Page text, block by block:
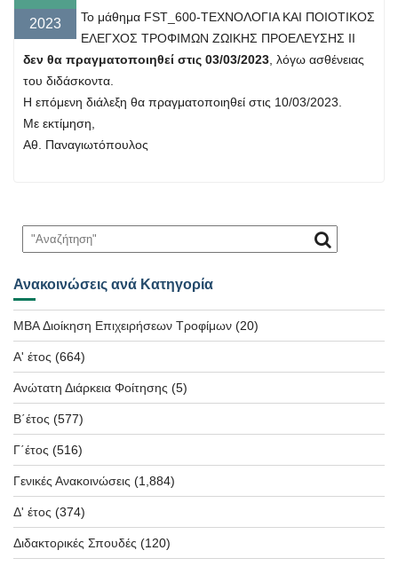
2023
Το μάθημα FST_600-ΤΕΧΝΟΛΟΓΙΑ ΚΑΙ ΠΟΙΟΤΙΚΟΣ
ΕΛΕΓΧΟΣ ΤΡΟΦΙΜΩΝ ΖΩΙΚΗΣ ΠΡΟΕΛΕΥΣΗΣ ΙΙ
δεν θα πραγματοποιηθεί στις 03/03/2023, λόγω ασθένειας
του διδάσκοντα.
Η επόμενη διάλεξη θα πραγματοποιηθεί στις 10/03/2023.
Με εκτίμηση,
Αθ. Παναγιωτόπουλος
Ανακοινώσεις ανά Κατηγορία
MBA Διοίκηση Επιχειρήσεων Τροφίμων (20)
Α' έτος (664)
Ανώτατη Διάρκεια Φοίτησης (5)
Β΄έτος (577)
Γ΄έτος (516)
Γενικές Ανακοινώσεις (1,884)
Δ' έτος (374)
Διδακτορικές Σπουδές (120)